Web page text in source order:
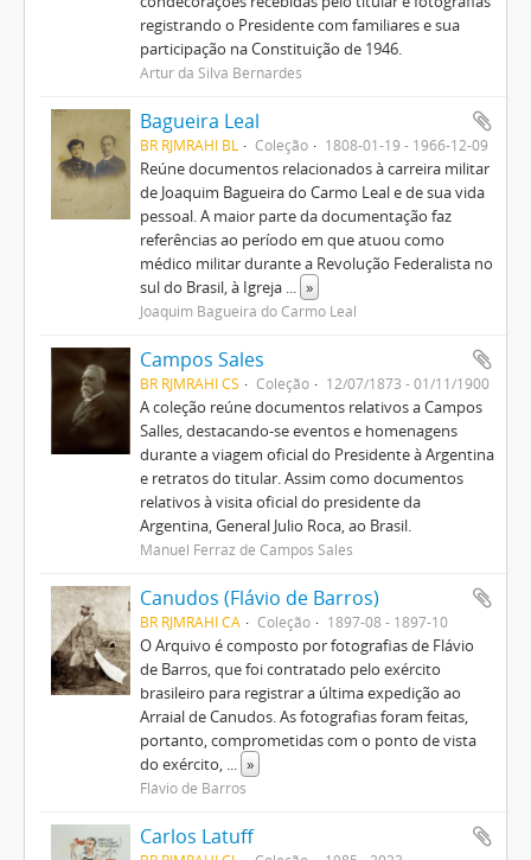
registrando o Presidente com familiares e sua
participação na Constituição de 1946.
Artur da Silva Bernardes
Bagueira Leal
BR RJMRAHI BL Coleção 1808-01-19 - 1966-12-09
Reúne documentos relacionados à carreira militar
de Joaquim Bagueira do Carmo Leal e de sua vida
pessoal. A maior parte da documentação faz
referências ao período em que atuou como
médico militar durante a Revolução Federalista no
sul do Brasil, à Igreja ... »
Joaquim Bagueira do Carmo Leal
Campos Sales
BR RJMRAHI CS Coleção 12/07/1873 - 01/11/1900
A coleção reúne documentos relativos a Campos
Salles, destacando-se eventos e homenagens
durante a viagem oficial do Presidente à Argentina
e retratos do titular. Assim como documentos
relativos à visita oficial do presidente da
Argentina, General Julio Roca, ao Brasil.
Manuel Ferraz de Campos Sales
Canudos (Flávio de Barros)
BR RJMRAHI CA Coleção 1897-08 - 1897-10
O Arquivo é composto por fotografias de Flávio
de Barros, que foi contratado pelo exército
brasileiro para registrar a última expedição ao
Arraial de Canudos. As fotografias foram feitas,
portanto, comprometidas com o ponto de vista
do exército, ... »
Flávio de Barros
Carlos Latuff